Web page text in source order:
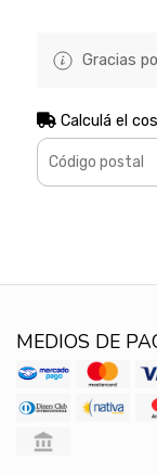
Gracias
Calculá el
MEDIOS DE